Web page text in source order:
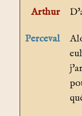
Arthur
Perceval